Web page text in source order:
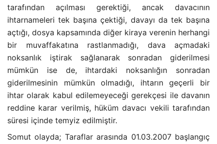
tarafından açılması gerektiği, ancak davacının
ihtarnameleri tek başına çektiği, davayı da tek başına
açtığı, dosya kapsamında diğer kiraya verenin herhangi
bir muvaffakatına rastlanmadığı, dava açmadaki
noksanlık iştirak sağlanarak sonradan giderilmesi
mümkün ise de, ihtardaki noksanlığın sonradan
giderilmesinin mümkün olmadığı, ihtarın geçerli bir
ihtar olarak kabul edilemeyeceği gerekçesi ile davanın
reddine karar verilmiş, hüküm davacı vekili tarafından
süresi içinde temyiz edilmiştir.
Somut olayda; Taraflar arasında 01.03.2007 başlangıç